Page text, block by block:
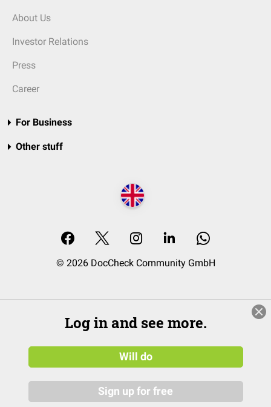
About Us
Investor Relations
Press
Career
For Business
Other stuff
© 2026 DocCheck Community GmbH
Log in and see more.
Will do
Sign up for free